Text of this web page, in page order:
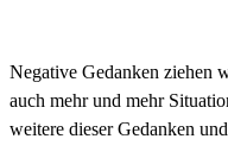
Negative Gedanken ziehen
auch mehr und mehr
weitere dieser Gedanken